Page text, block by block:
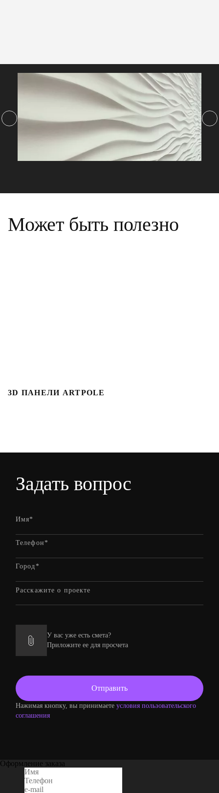
Может быть полезно
3D ПАНЕЛИ ARTPOLE
Задать вопрос
У вас уже есть смета?
Приложите ее для просчета
Нажимая кнопку, вы принимаете условия пользовательского
соглашения
Оформление заказа